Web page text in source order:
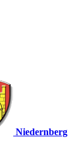
Niedernberg